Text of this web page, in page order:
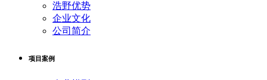
浩野优势
企业文化
公司简介
项目案例